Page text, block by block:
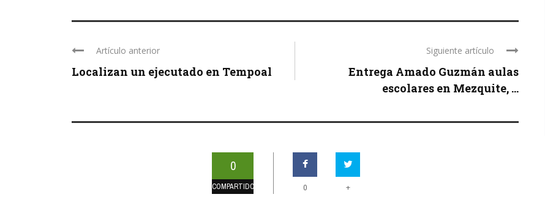
Artículo anterior
Localizan un ejecutado en Tempoal
Siguiente artículo
Entrega Amado Guzmán aulas
escolares en Mezquite, ...
0
COMPARTIDOS 0 +